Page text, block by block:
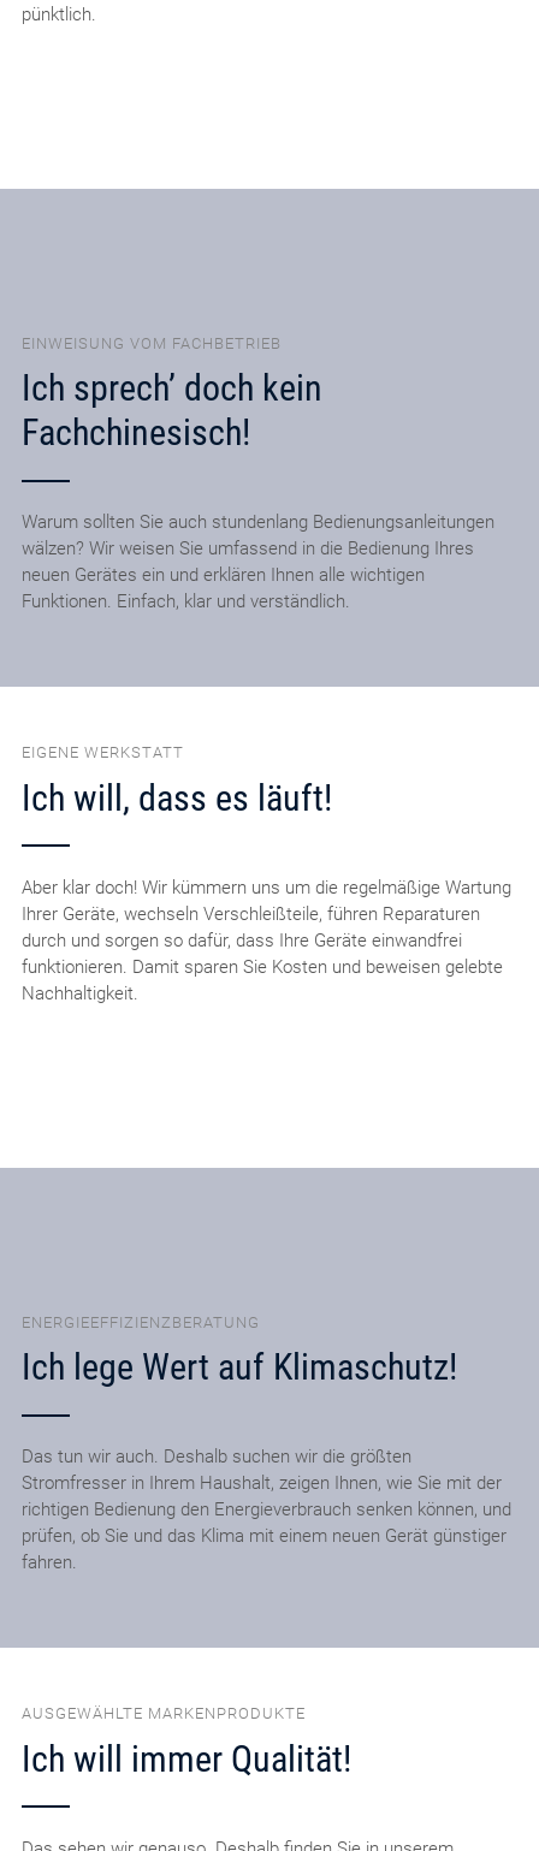
pünktlich.
EINWEISUNG VOM FACHBETRIEB
Ich sprech’ doch kein
Fachchinesisch!
Warum sollten Sie auch stundenlang Bedienungsanleitungen
wälzen? Wir weisen Sie umfassend in die Bedienung Ihres
neuen Gerätes ein und erklären Ihnen alle wichtigen
Funktionen. Einfach, klar und verständlich.
EIGENE WERKSTATT
Ich will, dass es läuft!
Aber klar doch! Wir kümmern uns um die regelmäßige Wartung
Ihrer Geräte, wechseln Verschleißteile, führen Reparaturen
durch und sorgen so dafür, dass Ihre Geräte einwandfrei
funktionieren. Damit sparen Sie Kosten und beweisen gelebte
Nachhaltigkeit.
ENERGIEEFFIZIENZBERATUNG
Ich lege Wert auf Klimaschutz!
Das tun wir auch. Deshalb suchen wir die größten
Stromfresser in Ihrem Haushalt, zeigen Ihnen, wie Sie mit der
richtigen Bedienung den Energieverbrauch senken können, und
prüfen, ob Sie und das Klima mit einem neuen Gerät günstiger
fahren.
AUSGEWÄHLTE MARKENPRODUKTE
Ich will immer Qualität!